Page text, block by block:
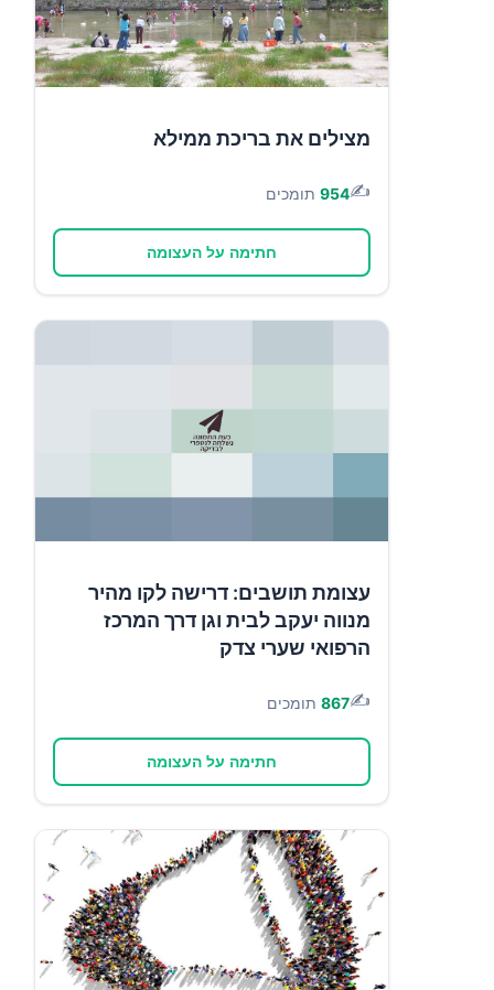
מצילים את בריכת ממילא
✍️
954 תומכים
חתימה על העצומה
עצומת תושבים: דרישה לקו מהיר
מנווה יעקב לבית וגן דרך המרכז
הרפואי שערי צדק
✍️
867 תומכים
חתימה על העצומה